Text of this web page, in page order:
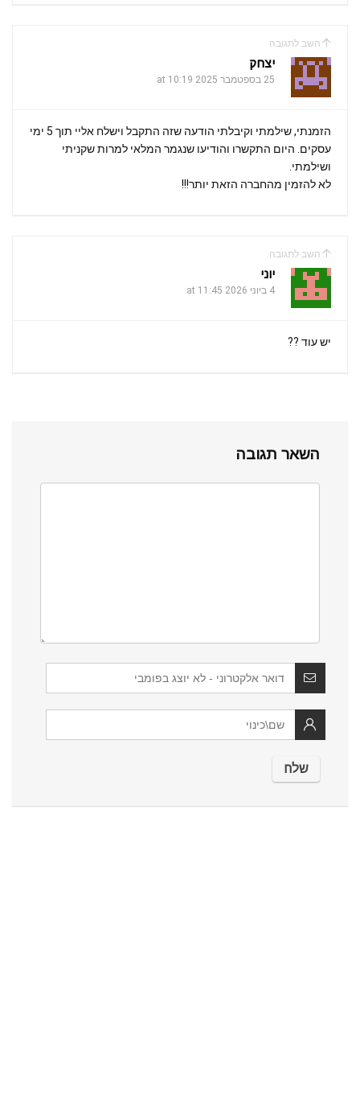
השב לתגובה
יצחק
25 בספטמבר 2025 at 10:19
הזמנתי, שילמתי וקיבלתי הודעה שזה התקבל וישלח אליי תוך 5 ימי
עסקים. היום התקשרו והודיעו שנגמר המלאי למרות שקניתי
ושילמתי.
לא להזמין מהחברה הזאת יותר!!!
השב לתגובה
יוני
4 ביוני 2026 at 11:45
יש עוד ??
השאר תגובה